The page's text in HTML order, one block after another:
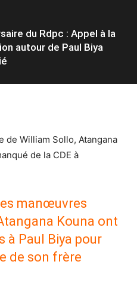
du Rdpc : Appel à la
autour de Paul Biya
de William Sollo, Atangana
de la CDE à
manœuvres
Kouna ont
à Paul Biya pour
de son frère